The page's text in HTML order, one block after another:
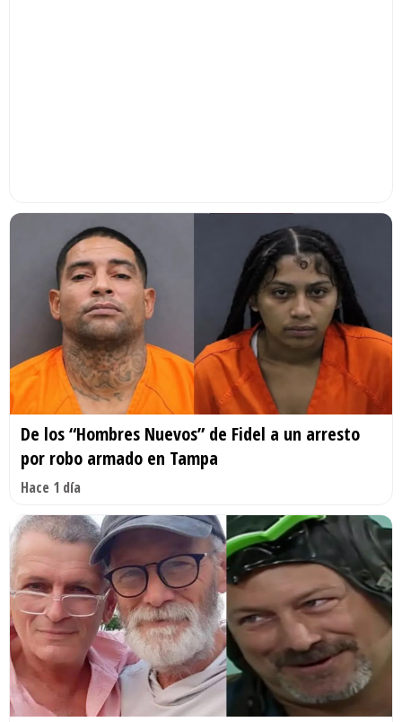
De los “Hombres Nuevos” de Fidel a un arresto
por robo armado en Tampa
Hace 1 día